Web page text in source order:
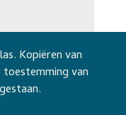
Kopiëren van
van